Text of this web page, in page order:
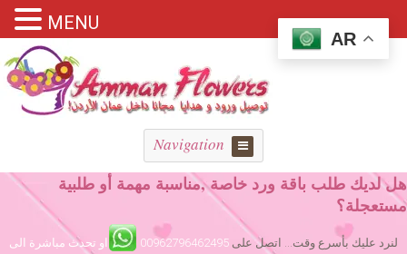
Navigation
هل لديك طلب باقة ورد خاصة ,مناسبة مهمة أو طلبية
مستعجلة؟
لنرد عليك بأسرع وقت... اتصل على 00962796462495
او تحدث مباشرة الى
AR
MENU